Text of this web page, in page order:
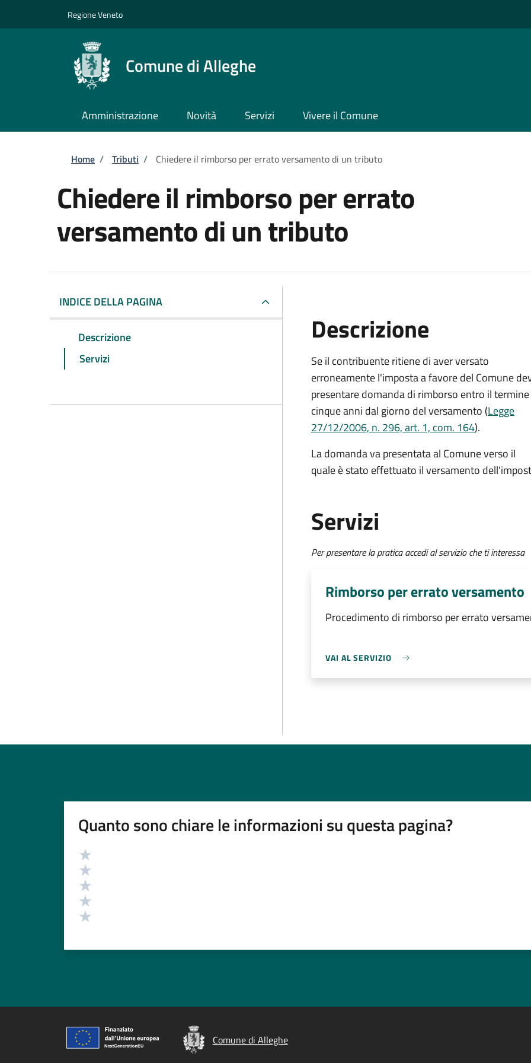
Regione Veneto
Comune di Alleghe
Amministrazione Novità Servizi Vivere il Comune
Briciole di pane
Home / Tributi / Chiedere il rimborso per errato versamento di un tributo
Chiedere il rimborso per errato
versamento di un tributo
INDICE DELLA PAGINA
Descrizione
Servizi
Descrizione
Se il contribuente ritiene di aver versato
erroneamente l'imposta a favore del Comune
presentare domanda di rimborso entro il
cinque anni dal giorno del versamento (Legge
27/12/2006, n. 296, art. 1, com. 164).
La domanda va presentata al Comune verso il
quale è stato effettuato il versamento
Servizi
Per presentare la pratica accedi al servizio che ti interessa
Rimborso per errato versamento
Procedimento di rimborso per errato
VAI AL SERVIZIO
Quanto sono chiare le informazioni su questa pagina?
Valutazione
Comune di Alleghe